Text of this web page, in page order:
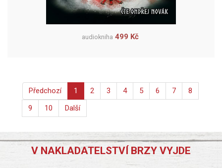
audiokniha 499 Kč
Předchozí 1 2 3 4 5 6 7
8
9
10 Další
V NAKLADATELSTVÍ BRZY VYJDE